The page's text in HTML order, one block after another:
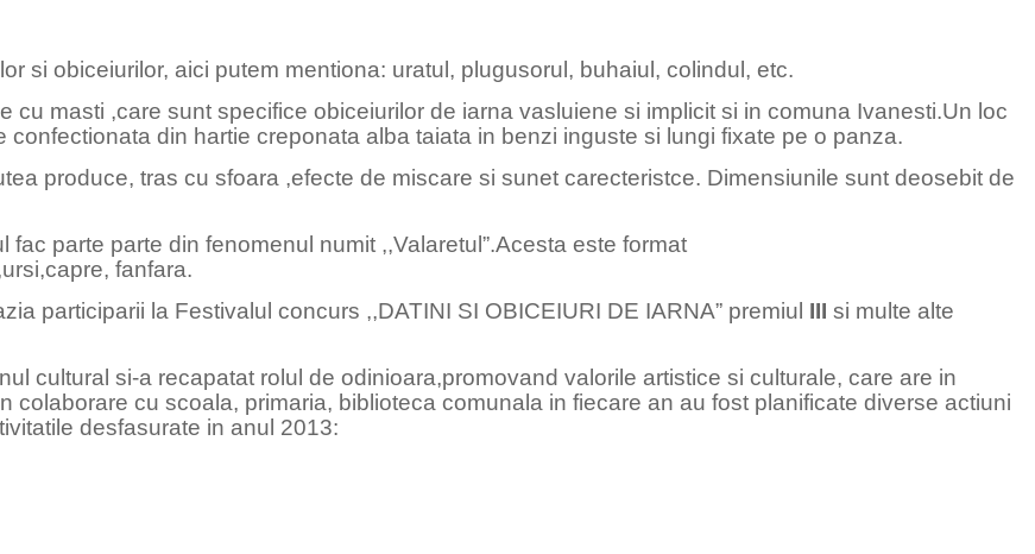
obiceiurilor, aici putem mentiona: uratul, plugusorul, buhaiul, colindul, etc.
masti ,care sunt specifice obiceiurilor de iarna vasluiene si implicit si in comuna Ivanesti.Un loc
din hartie creponata alba taiata in benzi inguste si lungi fixate pe o panza.
produce, tras cu sfoara ,efecte de miscare si sunet carecteristce. Dimensiunile sunt deosebit de
parte parte din fenomenul numit ,,Valaretul”.Acesta este format
fanfara.
participarii la Festivalul concurs ,,DATINI SI OBICEIURI DE IARNA” premiul III si multe alte
cultural si-a recapatat rolul de odinioara,promovand valorile artistice si culturale, care are in
colaborare cu scoala, primaria, biblioteca comunala in fiecare an au fost planificate diverse actiuni
desfasurate in anul 2013: